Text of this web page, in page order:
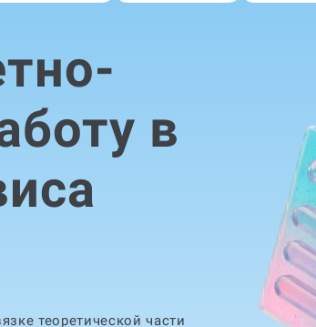
в
теоретической части